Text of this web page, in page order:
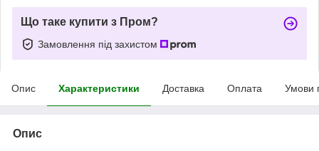
Що таке купити з Пром?
Замовлення під захистом
Опис Характеристики Доставка Оплата Умови
Опис